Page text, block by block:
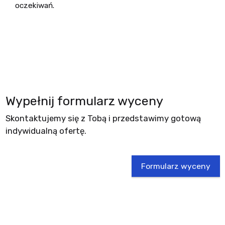
oczekiwań.
Wypełnij formularz wyceny
Skontaktujemy się z Tobą i przedstawimy gotową
indywidualną ofertę.
Formularz wyceny